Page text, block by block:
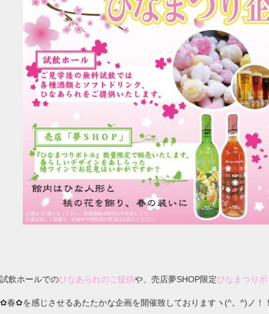
試飲ホールでのひなあられのご提供や、売店夢SHOP限定ひなまつり
✿春✿を感じさせるあたたかな企画を開催致しておりますヽ(^。^)ノ！